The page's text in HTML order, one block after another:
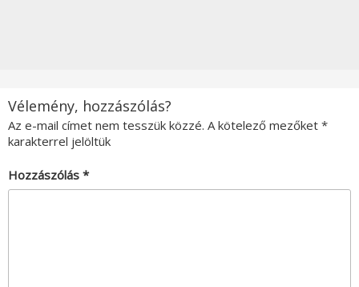
Vélemény, hozzászólás?
Az e-mail címet nem tesszük közzé. A kötelező mezőket *
karakterrel jelöltük
Hozzászólás *